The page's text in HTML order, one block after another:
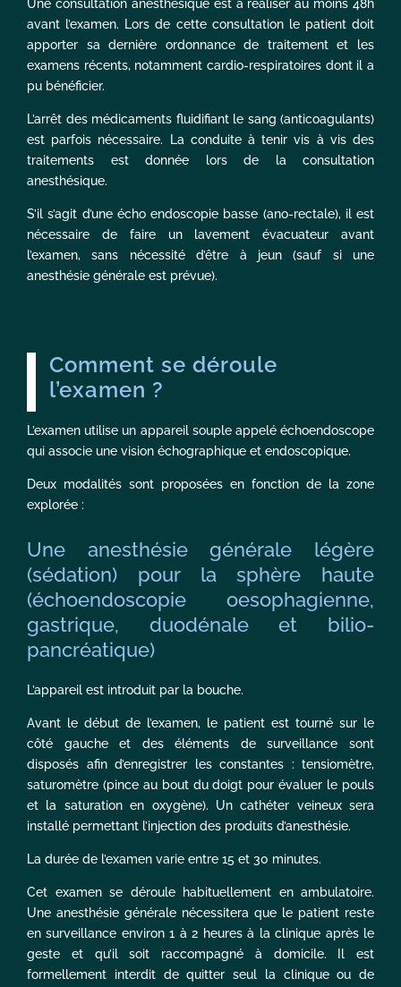
Une consultation anesthésique est à réaliser au moins 48h
avant l’examen. Lors de cette consultation le patient doit
apporter sa dernière ordonnance de traitement et les
examens récents, notamment cardio-respiratoires dont il a
pu bénéficier.
L’arrêt des médicaments fluidifiant le sang (anticoagulants)
est parfois nécessaire. La conduite à tenir vis à vis des
traitements est donnée lors de la consultation
anesthésique.
S’il s’agit d’une écho endoscopie basse (ano-rectale), il est
nécessaire de faire un lavement évacuateur avant
l’examen, sans nécessité d’être à jeun (sauf si une
anesthésie générale est prévue).
Comment se déroule
l’examen ?
L’examen utilise un appareil souple appelé échoendoscope
qui associe une vision échographique et endoscopique.
Deux modalités sont proposées en fonction de la zone
explorée :
Une anesthésie générale légère
(sédation) pour la sphère haute
(échoendoscopie oesophagienne,
gastrique, duodénale et bilio-
pancréatique)
L’appareil est introduit par la bouche.
Avant le début de l’examen, le patient est tourné sur le
côté gauche et des éléments de surveillance sont
disposés afin d’enregistrer les constantes : tensiomètre,
saturomètre (pince au bout du doigt pour évaluer le pouls
et la saturation en oxygène). Un cathéter veineux sera
installé permettant l’injection des produits d’anesthésie.
La durée de l’examen varie entre 15 et 30 minutes.
Cet examen se déroule habituellement en ambulatoire.
Une anesthésie générale nécessitera que le patient reste
en surveillance environ 1 à 2 heures à la clinique après le
geste et qu’il soit raccompagné à domicile. Il est
formellement interdit de quitter seul la clinique ou de